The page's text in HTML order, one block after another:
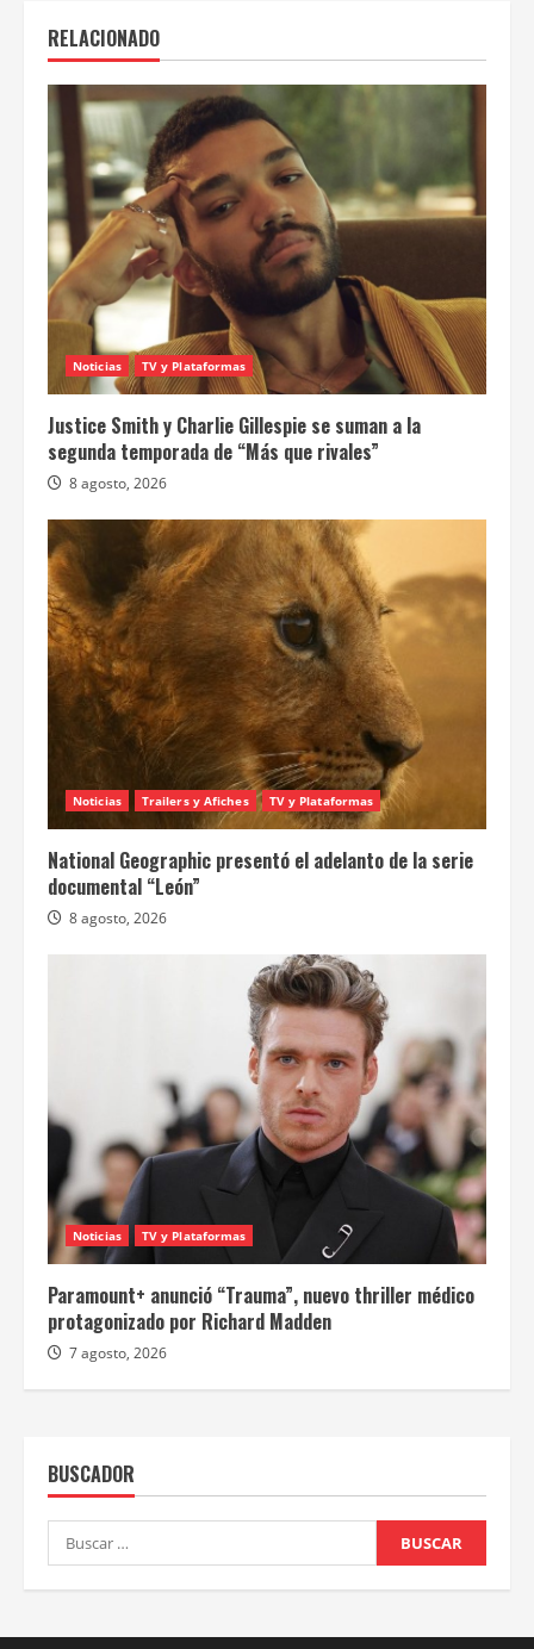
RELACIONADO
Noticias TV y Plataformas
Justice Smith y Charlie Gillespie se suman a la
segunda temporada de “Más que rivales”
8 agosto, 2026
Noticias Trailers y Afiches TV y Plataformas
National Geographic presentó el adelanto de la serie
documental “León”
8 agosto, 2026
Noticias TV y Plataformas
Paramount+ anunció “Trauma”, nuevo thriller médico
protagonizado por Richard Madden
7 agosto, 2026
BUSCADOR
Buscar: